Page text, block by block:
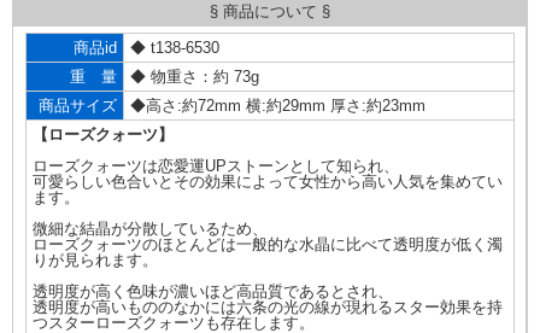
§ 商品について §
商品id
◆ t138-6530
重 量
◆ 物重さ：約 73g
商品サイズ
◆高さ:約72mm 横:約29mm 厚さ:約23mm
【ローズクォーツ】
ローズクォーツは恋愛運UPストーンとして知られ、
可愛らしい色合いとその効果によって女性から高い人気を集めてい
ます。
微細な結晶が分散しているため、
ローズクォーツのほとんどは一般的な水晶に比べて透明度が低く濁
りが見られます。
透明度が高く色味が濃いほど高品質であるとされ、
透明度が高いもののなかには六条の光の線が現れるスター効果を持
つスターローズクォーツも存在します。